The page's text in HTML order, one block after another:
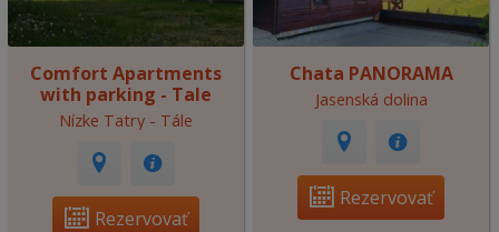
Comfort Apartments
with parking - Tale
Nízke Tatry - Tále
Rezervovať
Chata PANORAMA
Jasenská dolina
Rezervovať